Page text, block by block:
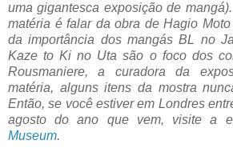
uma gigantesca exposição de
matéria é falar da obra de Hagio
da importância dos mangás BL no
Kaze to Ki no Uta são o foco dos
Rousmaniere, a curadora da
matéria, alguns itens da mostra
Então, se você estiver em Londres
agosto do ano que vem, visite a
Museum.